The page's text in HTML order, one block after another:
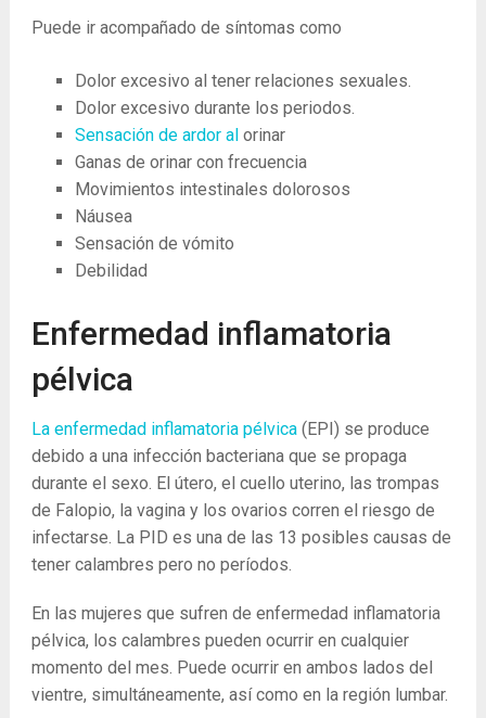
Puede ir acompañado de síntomas como
Dolor excesivo al tener relaciones sexuales.
Dolor excesivo durante los periodos.
Sensación de ardor alorinar
Ganas de orinar con frecuencia
Movimientos intestinales dolorosos
Náusea
Sensación de vómito
Debilidad
Enfermedad inflamatoria
pélvica
La enfermedad inflamatoria pélvica(EPI) se produce
debido a una infección bacteriana que se propaga
durante el sexo. El útero, el cuello uterino, las trompas
de Falopio, la vagina y los ovarios corren el riesgo de
infectarse. La PID es una de las 13 posibles causas de
tener calambres pero no períodos.
En las mujeres que sufren de enfermedad inflamatoria
pélvica, los calambres pueden ocurrir en cualquier
momento del mes. Puede ocurrir en ambos lados del
vientre, simultáneamente, así como en la región lumbar.